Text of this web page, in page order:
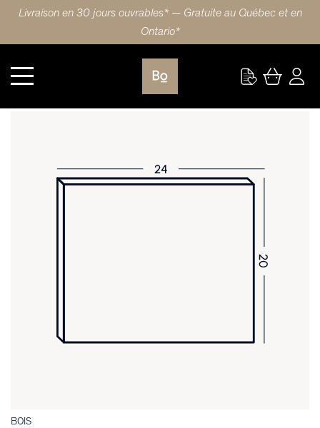
Livraison en 30 jours ouvrables* — Gratuite au Québec et en
Ontario*
Cuisine PORTE 24X20 (61x51cm) ÉRABLE CARRÉ
BOIS